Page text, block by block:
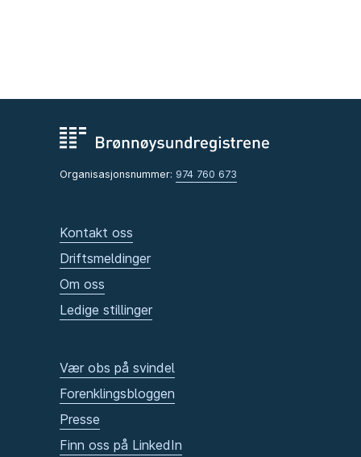
Organisasjonsnummer: 974 760 673
Kontakt oss
Driftsmeldinger
Om oss
Ledige stillinger
Vær obs på svindel
Forenklingsbloggen
Presse
Finn oss på LinkedIn